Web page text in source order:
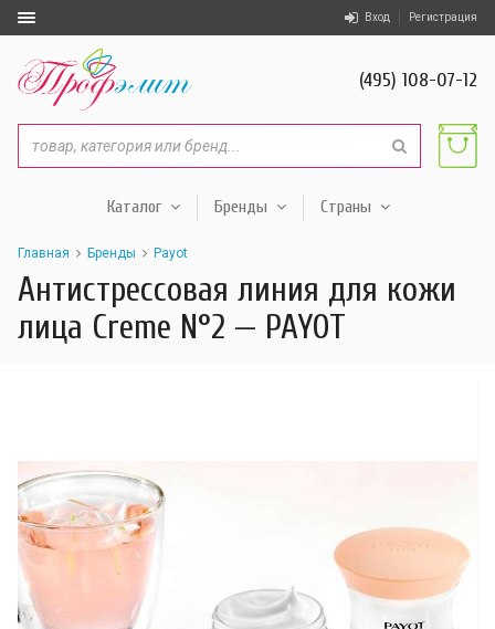
Вход Регистрация
(495) 108-07-12
Каталог Бренды Страны
Главная Бренды Payot
Антистрессовая линия для кожи
лица Creme N°2 — PAYOT